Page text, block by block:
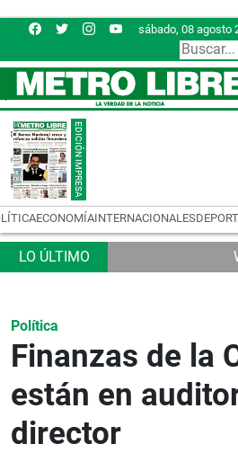
sábado, 08 agosto
ECONOMÍAINTERNACIONALES
Política
Finanzas de la
están en
director